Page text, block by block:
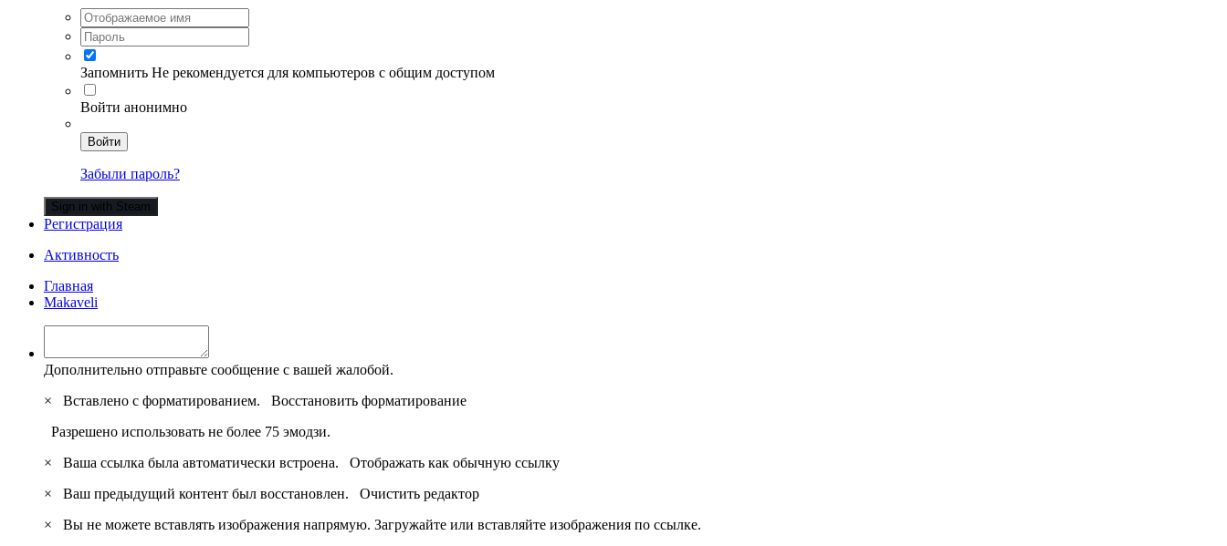
Запомнить Не рекомендуется для компьютеров с общим доступом
Войти анонимно
Войти
Забыли пароль?
Sign in with Steam
Регистрация
Активность
Главная
Makaveli
Дополнительно отправьте сообщение с вашей жалобой.
×
Вставлено с форматированием. Восстановить форматирование
Разрешено использовать не более 75 эмодзи.
×
Ваша ссылка была автоматически встроена. Отображать как обычную ссылку
×
Ваш предыдущий контент был восстановлен. Очистить редактор
×
Вы не можете вставлять изображения напрямую. Загружайте или вставляйте изображения по ссылке.